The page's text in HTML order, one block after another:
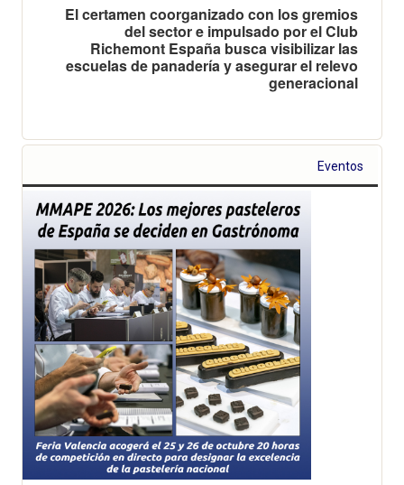
El certamen coorganizado con los gremios
del sector e impulsado por el Club
Richemont España busca visibilizar las
escuelas de panadería y asegurar el relevo
generacional
Eventos